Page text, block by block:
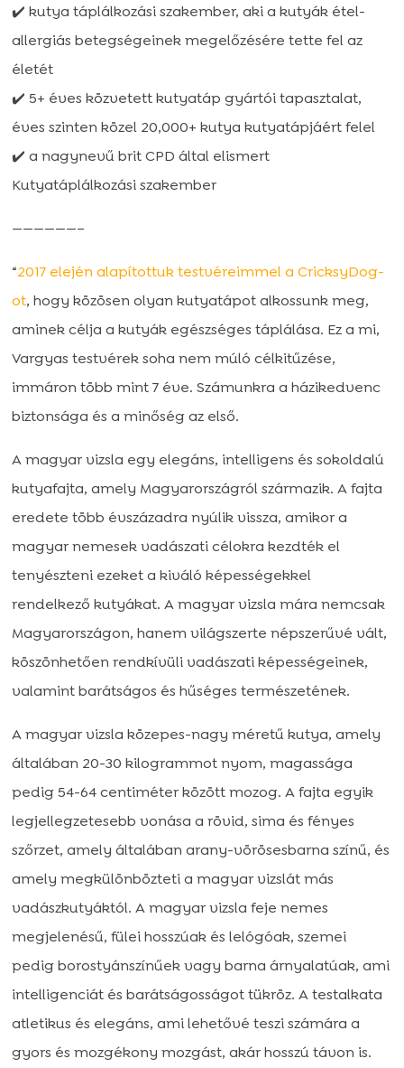
✔️ kutya táplálkozási szakember, aki a kutyák étel-
allergiás betegségeinek megelőzésére tette fel az
életét
✔️ 5+ éves közvetett kutyatáp gyártói tapasztalat,
éves szinten közel 20,000+ kutya kutyatápjáért felel
✔️ a nagynevű brit CPD által elismert
Kutyatáplálkozási szakember
——————–
“2017 elején alapítottuk testvéreimmel a CricksyDog-
ot, hogy közösen olyan kutyatápot alkossunk meg,
aminek célja a kutyák egészséges táplálása. Ez a mi,
Vargyas testvérek soha nem múló célkitűzése,
immáron több mint 7 éve. Számunkra a házikedvenc
biztonsága és a minőség az első.
A magyar vizsla egy elegáns, intelligens és sokoldalú
kutyafajta, amely Magyarországról származik. A fajta
eredete több évszázadra nyúlik vissza, amikor a
magyar nemesek vadászati célokra kezdték el
tenyészteni ezeket a kiváló képességekkel
rendelkező kutyákat. A magyar vizsla mára nemcsak
Magyarországon, hanem világszerte népszerűvé vált,
köszönhetően rendkívüli vadászati képességeinek,
valamint barátságos és hűséges természetének.
A magyar vizsla közepes-nagy méretű kutya, amely
általában 20-30 kilogrammot nyom, magassága
pedig 54-64 centiméter között mozog. A fajta egyik
legjellegzetesebb vonása a rövid, sima és fényes
szőrzet, amely általában arany-vörösesbarna színű, és
amely megkülönbözteti a magyar vizslát más
vadászkutyáktól. A magyar vizsla feje nemes
megjelenésű, fülei hosszúak és lelógóak, szemei
pedig borostyánszínűek vagy barna árnyalatúak, ami
intelligenciát és barátságosságot tükröz. A testalkata
atletikus és elegáns, ami lehetővé teszi számára a
gyors és mozgékony mozgást, akár hosszú távon is.